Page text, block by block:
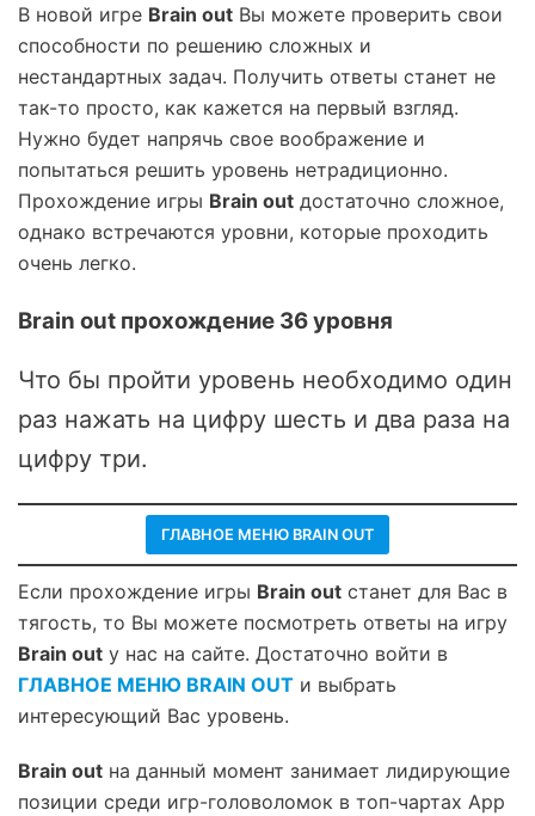
В новой игре Brain out Вы можете проверить свои
способности по решению сложных и
нестандартных задач. Получить ответы станет не
так-то просто, как кажется на первый взгляд.
Нужно будет напрячь свое воображение и
попытаться решить уровень нетрадиционно.
Прохождение игры Brain out достаточно сложное,
однако встречаются уровни, которые проходить
очень легко.
Brain out прохождение 36 уровня
Что бы пройти уровень необходимо один
раз нажать на цифру шесть и два раза на
цифру три.
ГЛАВНОЕ МЕНЮ BRAIN OUT
Если прохождение игры Brain out станет для Вас в
тягость, то Вы можете посмотреть ответы на игру
Brain out у нас на сайте. Достаточно войти в
ГЛАВНОЕ МЕНЮ BRAIN OUT и выбрать
интересующий Вас уровень.
Brain out на данный момент занимает лидирующие
позиции среди игр-головоломок в топ-чартах App